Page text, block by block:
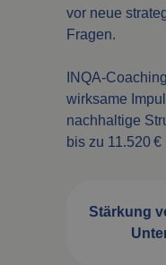
vor neue
Fragen.
INQA-
wirksame
nachhaltige
bis zu 11.520
Stärkung